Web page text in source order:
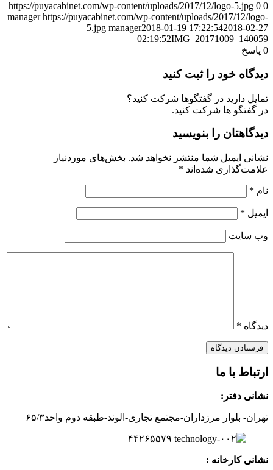
https://puyacabinet.com/wp-content/uploads/2017/12/logo-5.jpg 0 0
manager https://puyacabinet.com/wp-content/uploads/2017/12/logo-
5.jpg manager2018-01-19 17:22:542018-02-27
02:19:52IMG_20171009_140059
0 پاسخ
دیدگاه خود را ثبت کنید
تمایل دارید در گفتگوها شرکت کنید؟
در گفتگو ها شرکت کنید.
دیدگاهتان را بنویسید
نشانی ایمیل شما منتشر نخواهد شد. بخش‌های موردنیاز
علامت‌گذاری شده‌اند *
نام *
ایمیل *
وب‌ سایت
دیدگاه *
ارتباط با ما
نشانی دفتر:
تهران- بلوار مرزداران-مجتمع تجاری-الوند-طبقه دوم واحد۶ ۵/۳
۲۶۵۵۷۹
نشانی کارخانه :